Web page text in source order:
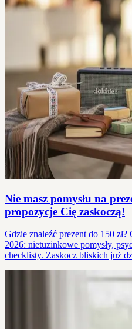
Nie masz pomysłu na
propozycje Cię zaskoczą!
Gdzie znaleźć prezent do 150
2026: nietuzinkowe pomysły,
checklisty. Zaskocz bliskich już